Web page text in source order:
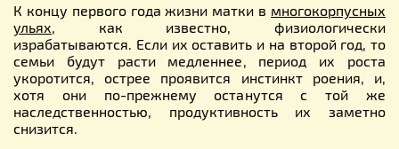
К концу первого года жизни матки в многокорпусных
ульях, как известно, физиологически
израбатываются. Если их оставить и на второй год, то
семьи будут расти медленнее, период их роста
укоротится, острее проявится инстинкт роения, и,
хотя они по-прежнему останутся с той же
наследственностью, продуктивность их заметно
снизится.